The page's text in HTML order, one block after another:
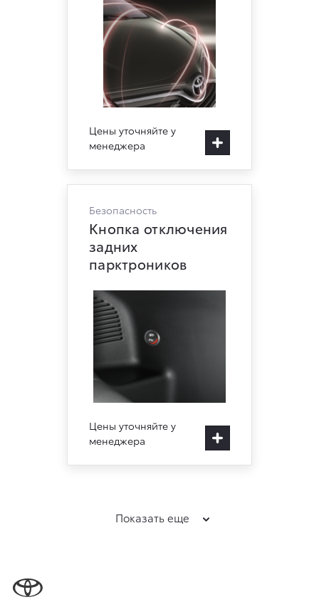
Цены уточняйте у
менеджера
Безопасность
Кнопка отключения
задних
парктроников
Цены уточняйте у
менеджера
Показать еще